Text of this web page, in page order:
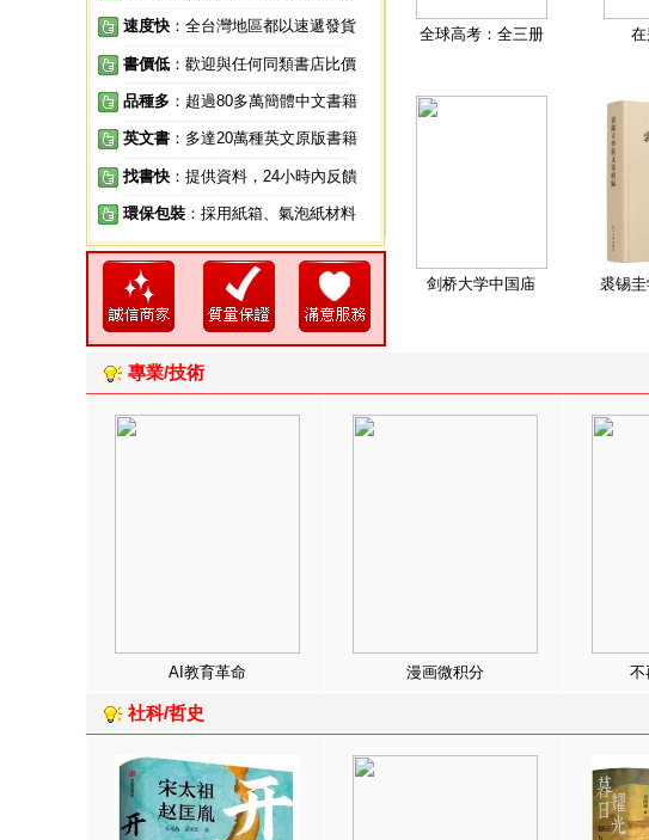
速度快 ：全台灣地區都以速遞發貨
書價低 ：歡迎與任何同類書店比價
品種多 ：超過80多萬簡體中文書籍
英文書 ：多達20萬種英文原版書籍
找書快 ：提供資料，24小時內反饋
環保包裝 ：採用紙箱、氣泡紙材料
全球高考：全三册
剑桥大学中国庙 裘锡
專業/技術
AI教育革命 漫画微积分 不
社科/哲史